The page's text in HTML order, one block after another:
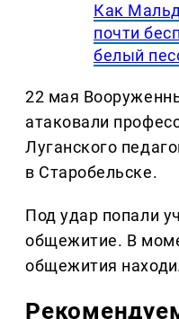
Как
почти
белый
22 мая
атаковали
Луганского
в Старобельске.
Под удар попали
общежитие. В
общежития